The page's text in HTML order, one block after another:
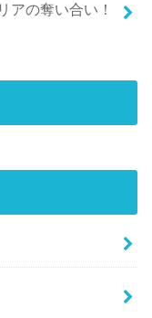
アの奪い合い！